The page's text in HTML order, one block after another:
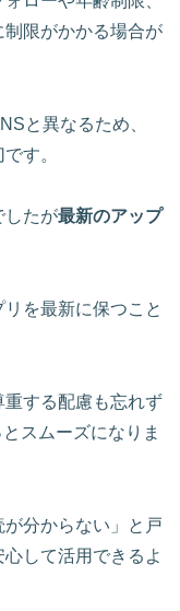
限がかかる場合が
と異なるため、
す。
したが最新のアップ
を最新に保つこと
する配慮も忘れず
スムーズになりま
分からない」と戸
して活用できるよ